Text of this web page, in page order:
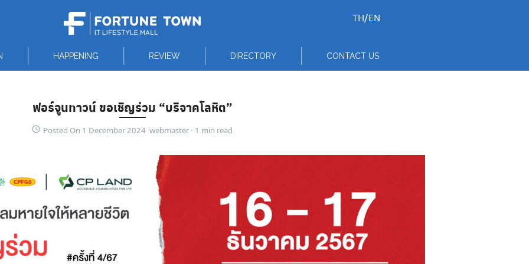
TH/EN
HAPPENING REVIEW DIRECTORY CONTACT US
ฟอร์จูนทาวน์ ขอเชิญร่วม “บริจาคโลหิต”
Posted On 1 December 2024 webmaster ·